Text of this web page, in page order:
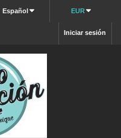
EUR
Español
Iniciar sesión